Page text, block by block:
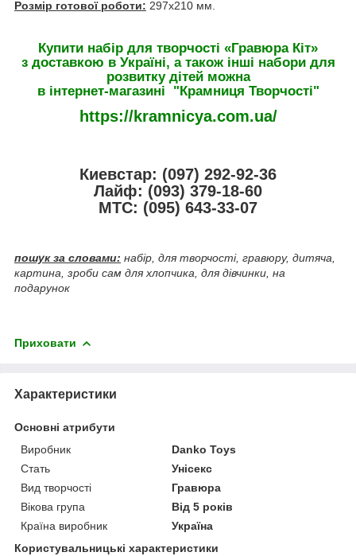
Розмір готової роботи: 297х210 мм.
Купити набір для творчості «Гравюра Кіт»
з доставкою в Україні, а також інші набори для
розвитку дітей можна
в інтернет-магазині "Крамниця Творчостi"
https://kramnicya.com.ua/
Киевстар: (097) 292-92-36
Лайф: (093) 379-18-60
МТС: (095) 643-33-07
пошук за словами: набір, для творчості, гравюру, дитяча,
картина, зроби сам для хлопчика, для дівчинки, на
подарунок
Приховати
Характеристики
Основні атрибути
Виробник
Danko Toys
Стать
Унісекс
Вид творчості
Гравюра
Вікова група
Від 5 років
Країна виробник
Україна
Користувальницькі характеристики